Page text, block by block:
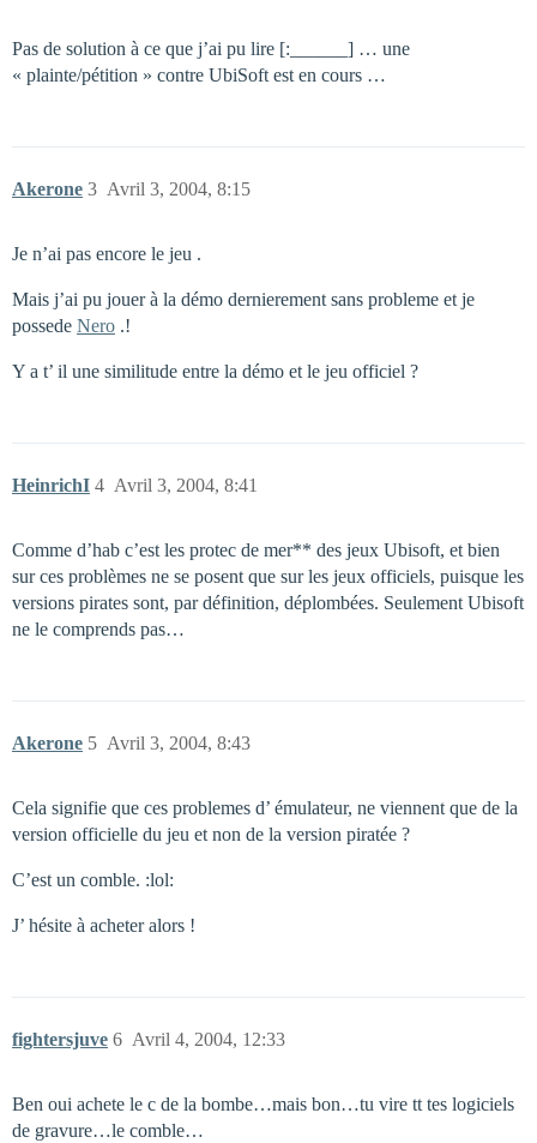
Pas de solution à ce que j’ai pu lire [:______] … une
« plainte/pétition » contre UbiSoft est en cours …
Akerone Avril 3, 2004, 8:15
3
Je n’ai pas encore le jeu .
Mais j’ai pu jouer à la démo dernierement sans probleme et je
possede Nero .!
Y a t’ il une similitude entre la démo et le jeu officiel ?
HeinrichI Avril 3, 2004, 8:41
4
Comme d’hab c’est les protec de mer** des jeux Ubisoft, et bien
sur ces problèmes ne se posent que sur les jeux officiels, puisque les
versions pirates sont, par définition, déplombées. Seulement Ubisoft
ne le comprends pas…
Akerone Avril 3, 2004, 8:43
5
Cela signifie que ces problemes d’ émulateur, ne viennent que de la
version officielle du jeu et non de la version piratée ?
C’est un comble. :lol:
J’ hésite à acheter alors !
fightersjuve Avril 4, 2004, 12:33
6
Ben oui achete le c de la bombe…mais bon…tu vire tt tes logiciels
de gravure…le comble…